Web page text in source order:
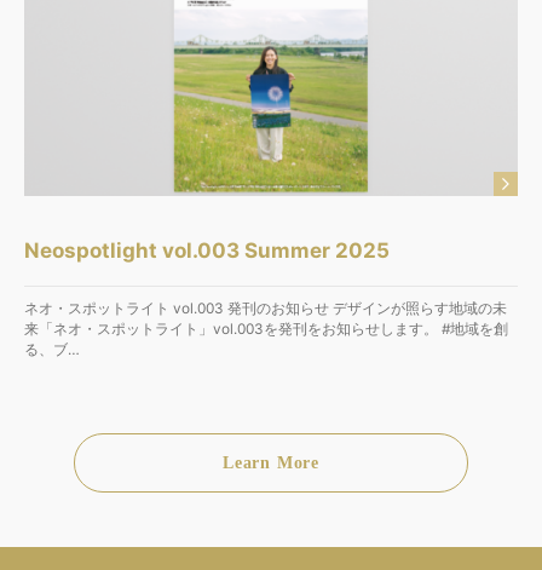
Neospotlight vol.003 Summer 2025
ネオ・スポットライト vol.003 発刊のお知らせ デザインが照らす地域の未
来「ネオ・スポットライト」vol.003を発刊をお知らせします。 #地域を創
る、ブ…
Learn More